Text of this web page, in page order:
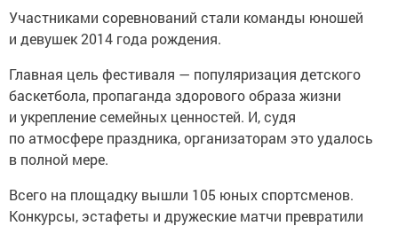
Участниками соревнований стали команды юношей
и девушек 2014 года рождения.
Главная цель фестиваля — популяризация детского
баскетбола, пропаганда здорового образа жизни
и укрепление семейных ценностей. И, судя
по атмосфере праздника, организаторам это удалось
в полной мере.
Всего на площадку вышли 105 юных спортсменов.
Конкурсы, эстафеты и дружеские матчи превратили